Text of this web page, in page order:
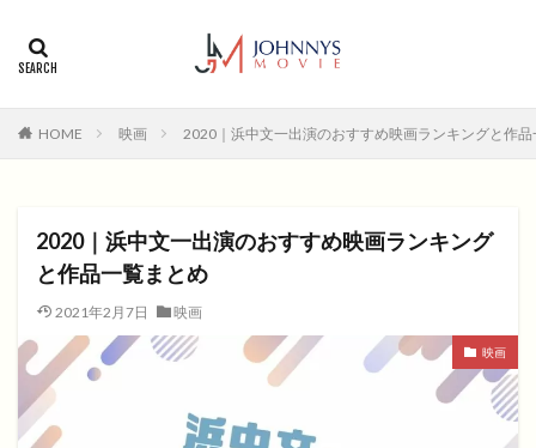
HOME 映画 2020｜浜中文一出演のおすすめ映画ランキングと作
2020｜浜中文一出演のおすすめ映画ランキング
と作品一覧まとめ
2021年2月7日 映画
映画
2018年
SF アクション
アニメ
ヒューマンドラマ映画
ファンタジー映画
ホラー
青春